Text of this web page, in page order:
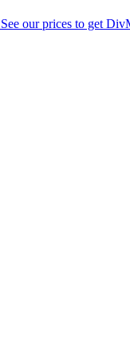
See our prices to get